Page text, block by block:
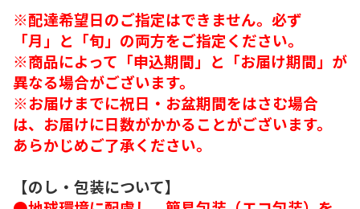
※配達希望日のご指定はできません。必ず
「月」と「旬」の両方をご指定ください。
※商品によって「申込期間」と「お届け期間」が
異なる場合がございます。
※お届けまでに祝日・お盆期間をはさむ場合
は、お届けに日数がかかることがございます。
あらかじめご了承ください。
【のし・包装について】